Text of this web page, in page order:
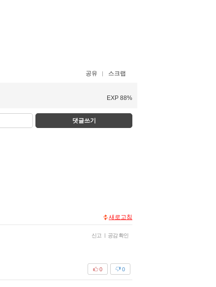
공유 스크랩
EXP 88%
댓글쓰기
새로고침
신고 | 공감 확인
0
0